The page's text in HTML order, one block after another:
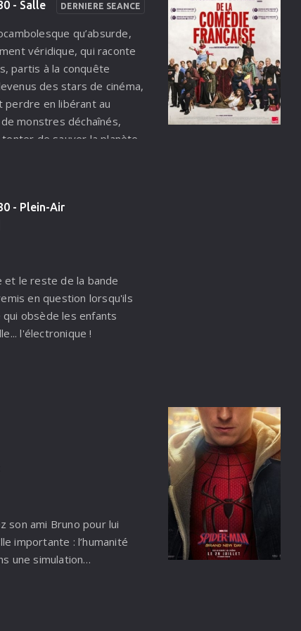
à la culture insulaire
pire.
- Salle DERNIERE SEANCE
qu’absurde,
véridique, qui raconte
partis à la conquête
des stars de cinéma,
en libérant au
monstres déchaînés,
tenter de sauver la planète
- Plein-Air
et le reste de la bande
en question lorsqu'ils
obsède les enfants
l'électronique !
son ami Bruno pour lui
importante : l’humanité
une simulation…